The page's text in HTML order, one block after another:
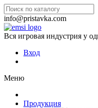
info@pristavka.com
Вся игровая индустрия у
Вход
Меню
Продукция